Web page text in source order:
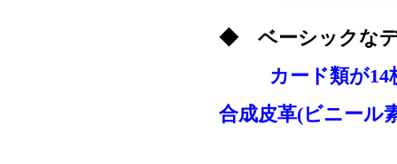
◆ ベーシックな
カード類が
合成皮革(ビニール